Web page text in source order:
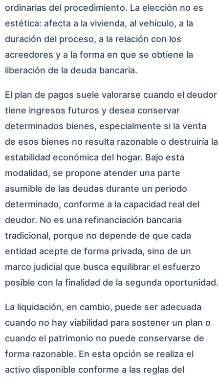
ordinarias del procedimiento. La elección no es
estética: afecta a la vivienda, al vehículo, a la
duración del proceso, a la relación con los
acreedores y a la forma en que se obtiene la
liberación de la deuda bancaria.
El plan de pagos suele valorarse cuando el deudor
tiene ingresos futuros y desea conservar
determinados bienes, especialmente si la venta
de esos bienes no resulta razonable o destruiría la
estabilidad económica del hogar. Bajo esta
modalidad, se propone atender una parte
asumible de las deudas durante un periodo
determinado, conforme a la capacidad real del
deudor. No es una refinanciación bancaria
tradicional, porque no depende de que cada
entidad acepte de forma privada, sino de un
marco judicial que busca equilibrar el esfuerzo
posible con la finalidad de la segunda oportunidad.
La liquidación, en cambio, puede ser adecuada
cuando no hay viabilidad para sostener un plan o
cuando el patrimonio no puede conservarse de
forma razonable. En esta opción se realiza el
activo disponible conforme a las reglas del